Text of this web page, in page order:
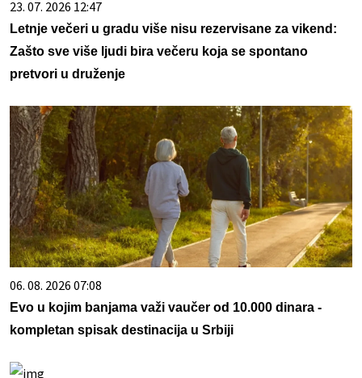
23. 07. 2026 12:47
Letnje večeri u gradu više nisu rezervisane za vikend:
Zašto sve više ljudi bira večeru koja se spontano
pretvori u druženje
06. 08. 2026 07:08
Evo u kojim banjama važi vaučer od 10.000 dinara -
kompletan spisak destinacija u Srbiji